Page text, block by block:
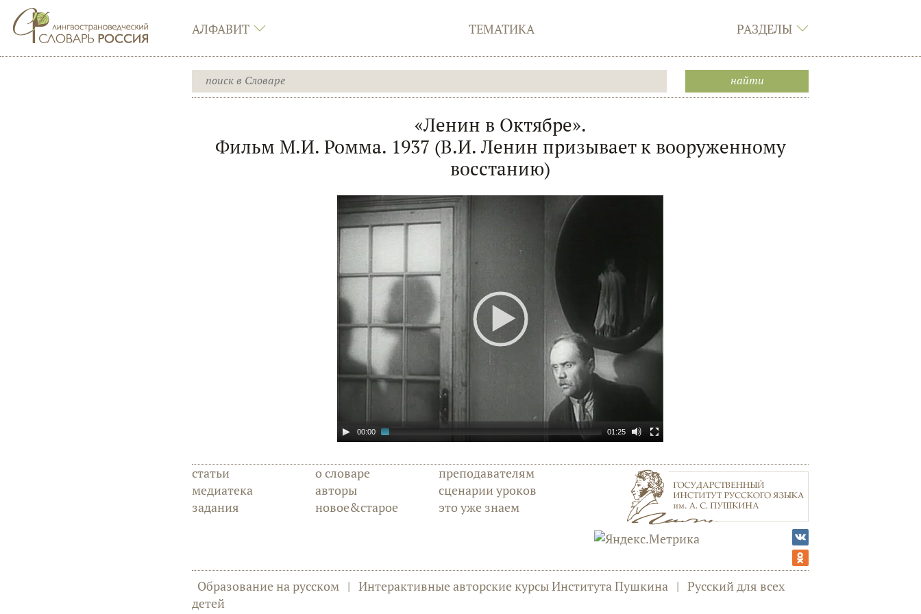
АЛФАВИТ ТЕМАТИКА РАЗДЕЛЫ
«Ленин в Октябре».
Фильм М.И. Ромма. 1937 (В.И. Ленин призывает к вооруженному
восстанию)
00:00 01:25
статьи
медиатека
задания
о словаре
авторы
новое&старое
преподавателям
сценарии уроков
это уже знаем
Образование на русском | Интерактивные авторские курсы Института Пушкина | Русский для всех
детей